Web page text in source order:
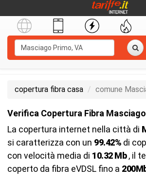
copertura fibra casa comune
Verifica Copertura Fibra
La copertura internet nella città di
si caratterizza con un 99.42% di
con velocità media di 10.32 Mb, il
coperto da fibra eVDSL fino a